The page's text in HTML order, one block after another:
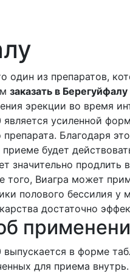
один из препаратов,
заказать в Берегуйфалу
эрекции во время
является усиленной
препарата. Благодаря
будет
значительно продлить
того, Виагра может
полового бессилия у
достаточно
выпускается в форме
для приема